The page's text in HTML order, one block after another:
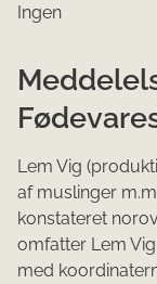
Ingen
Lem Vig
af muslinger
konstateret
omfatter Lem
med